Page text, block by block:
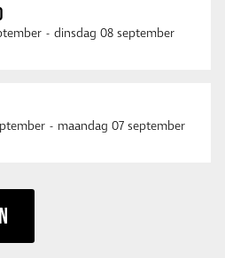
- dinsdag 08 september
- maandag 07 september